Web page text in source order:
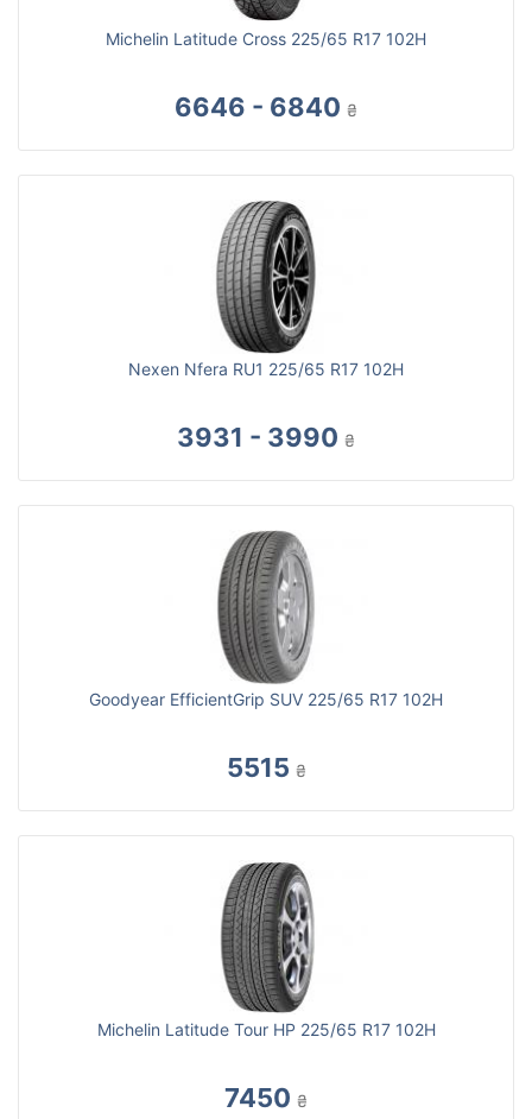
Michelin Latitude Cross 225/65 R17 102H
6646 - 6840 ₴
Nexen Nfera RU1 225/65 R17 102H
3931 - 3990 ₴
Goodyear EfficientGrip SUV 225/65 R17 102H
5515 ₴
Michelin Latitude Tour HP 225/65 R17 102H
7450 ₴